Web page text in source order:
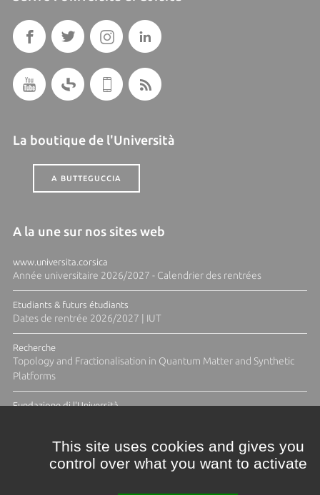
La boutique de l'Università
A BUTTEGUCCIA
A la une sur nos sites web
www.universita.corsica
Année universitaire 2026/2027 - Calendrier des rentrées
Etudiants & futurs étudiants
Dates de rentrée 2026/2027 | IUT
Recherche
Topology and Fractionalisation in Quantum Matter and Synthetic
Platforms
Fundazione di l'Università
This site uses cookies and gives you
control over what you want to activate